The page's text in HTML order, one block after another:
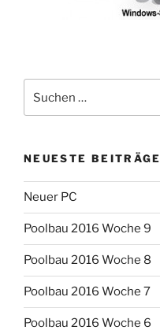
nach:
NEUESTE BEITRÄGE
Neuer PC
Poolbau 2016 Woche 9
Poolbau 2016 Woche 8
Poolbau 2016 Woche 7
Poolbau 2016 Woche 6